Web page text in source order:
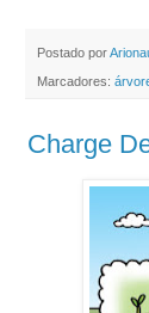
Postado por
Marcadores:
Charge